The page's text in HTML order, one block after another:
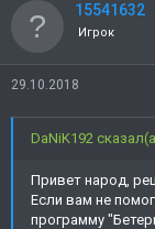
15541632
Игрок
29.10.2018
DaNiK192
Привет народ,
Если вам не
программу